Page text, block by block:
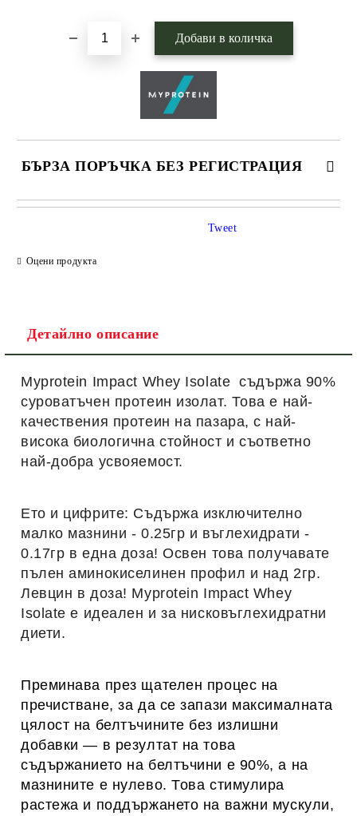
БЪРЗА ПОРЪЧКА БЕЗ РЕГИСТРАЦИЯ
САМО ПОПЪЛНЕТЕ 1 ПОЛЕ
Ние ще се свържем с вас в рамките на работния ден.
Оцени продукта
Tweet
Детайлно описание
Myprotein Impact Whey Isolate съдържа 90%
суроватъчен протеин изолат. Това е най-
качествения протеин на пазара, с най-
висока биологична стойност и съответно
най-добра усвояемост.
Ето и цифрите: Съдържа изключително
малко мазнини - 0.25гр и въглехидрати -
0.17гр в една доза! Освен това получавате
пълен аминокиселинен профил и над 2гр.
Левцин в доза! Мyprotein Impact Whey
Isolate е идеален и за нисковъглехидратни
диети.
Преминава през щателен процес на
пречистване, за да се запази максималната
цялост на белтъчините без излишни
добавки — в резултат на това
съдържанието на белтъчини е 90%, а на
мазнините е нулево. Това стимулира
растежа и поддържането на важни мускули,